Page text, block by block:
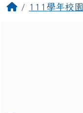
回首頁111學年校